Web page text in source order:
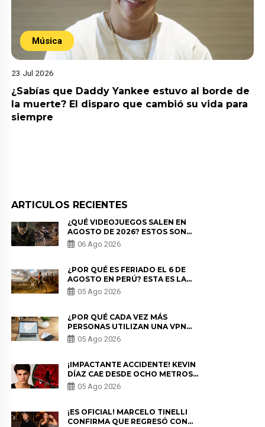
Música
23 Jul 2026
¿Sabías que Daddy Yankee estuvo al borde de
la muerte? El disparo que cambió su vida para
siempre
ARTICULOS RECIENTES
¿QUÉ VIDEOJUEGOS SALEN EN
AGOSTO DE 2026? ESTOS SON
LOS ESTRENOS MÁS ESPERADOS
06 Ago 2026
¿POR QUÉ ES FERIADO EL 6 DE
AGOSTO EN PERÚ? ESTA ES LA
HISTORIA
05 Ago 2026
¿POR QUÉ CADA VEZ MÁS
PERSONAS UTILIZAN UNA VPN
PARA PROTEGER SU
PRIVACIDAD?
05 Ago 2026
¡IMPACTANTE ACCIDENTE! KEVIN
DÍAZ CAE DESDE OCHO METROS
EN “ESTO ES GUERRA” Y GENERA
PREOCUPACIÓN
05 Ago 2026
¡ES OFICIAL! MARCELO TINELLI
CONFIRMA QUE REGRESÓ CON